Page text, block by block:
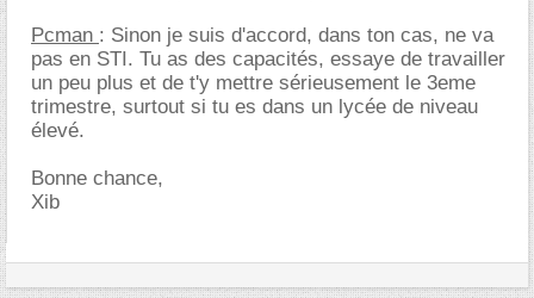
Pcman : Sinon je suis d'accord, dans ton cas, ne va
pas en STI. Tu as des capacités, essaye de travailler
un peu plus et de t'y mettre sérieusement le 3eme
trimestre, surtout si tu es dans un lycée de niveau
élevé.
Bonne chance,
Xib